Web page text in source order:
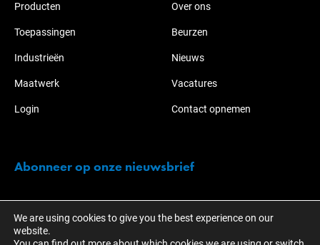
Producten
Toepassingen
Industrieën
Maatwerk
Login
Over ons
Beurzen
Nieuws
Vacatures
Contact opnemen
Abonneer op onze nieuwsbrief
NABO.
We are using cookies to give you the best experience on our
website.